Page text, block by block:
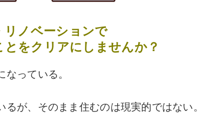
リノベーションで
をクリアにしませんか？
っている。
が、そのまま住むのは現実的ではない